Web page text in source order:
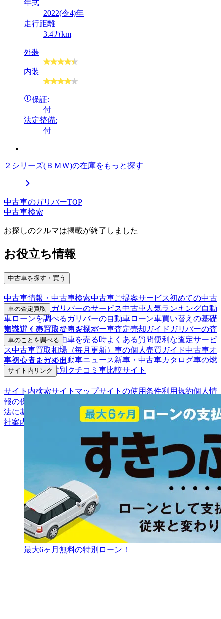
年式
2022(令4)年
走行距離
3.4万km
外装
内装
保証:
付
法定整備:
付
２シリーズ(ＢＭＷ)の在庫をもっと探す
中古車のガリバーTOP
中古車検索
お探しのクルマは掲載が終了しました
お役立ち情報
中古車を探す・買う
中古車情報・中古車検索中古車ご提案サービス初めての中古
車購入ガイド
ガリバーのサービス中古車人気ランキング自動
車ローンを調べる ガリバーの自動車ローン車買い替えの基礎
知識近くのお店で車を探す
車の査定買取
車査定・車買取ならガリバー車査定売却ガイド ガリバーの査
定が選ばれる理由車を売る時よくある質問便利な査定サービ
ス中古車買取相場（毎月更新） 車の個人売買ガイド中古車オ
ークションガイド
車のことを調べる
車初心者まとめ自動車ニュース新車・中古車カタログ車の燃
費を調べる車種別クチコミ 車比較サイト
サイト内リンク
サイト内検索サイトマップサイトの使用条件利用規約個人情
報の保護について
法に基づく表示
アフィリエイトパートナー募集お客様の声会
社案内
最大6ヶ月無料の特別ローン！